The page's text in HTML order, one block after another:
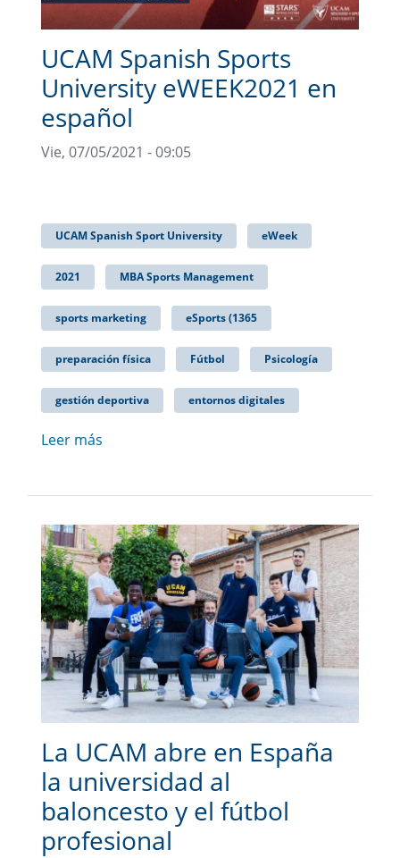
UCAM Spanish Sports
University eWEEK2021 en
español
Vie, 07/05/2021 - 09:05
UCAM Spanish Sport University eWeek
2021 MBA Sports Management
sports marketing eSports (1365
preparación física Fútbol Psicología
gestión deportiva entornos digitales
Leer más
La UCAM abre en España
la universidad al
baloncesto y el fútbol
profesional